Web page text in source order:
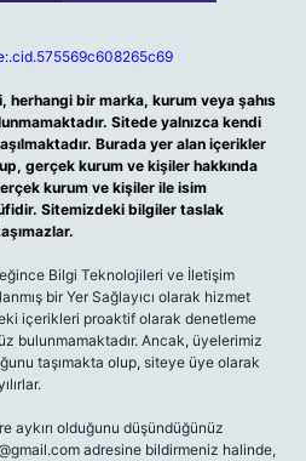
herhangi bir marka, kurum veya şahıs
Sitede yalnızca kendi
Burada yer alan içerikler
gerçek kurum ve kişiler hakkında
kurum ve kişiler ile isim
Sitemizdeki bilgiler taslak
Bilgi Teknolojileri ve İletişim
bir Yer Sağlayıcı olarak hizmet
içerikleri proaktif olarak denetleme
bulunmamaktadır. Ancak, üyelerimiz
taşımakta olup, siteye üye olarak
aykırı olduğunu düşündüğünüz
adresine bildirmeniz halinde,